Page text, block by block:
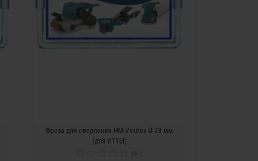
Фреза для сверления HM Virutex Ø 23 мм
(для UT16I)